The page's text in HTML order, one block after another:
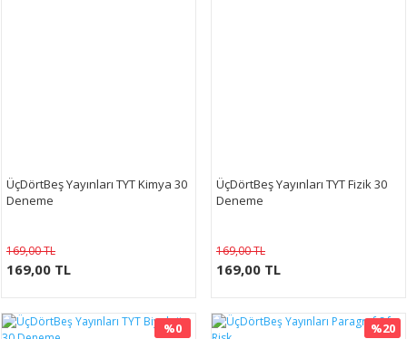
ÜçDörtBeş Yayınları TYT Kimya 30
Deneme
169,00 TL
169,00 TL
ÜçDörtBeş Yayınları TYT Fizik 30
Deneme
169,00 TL
169,00 TL
%0 %20